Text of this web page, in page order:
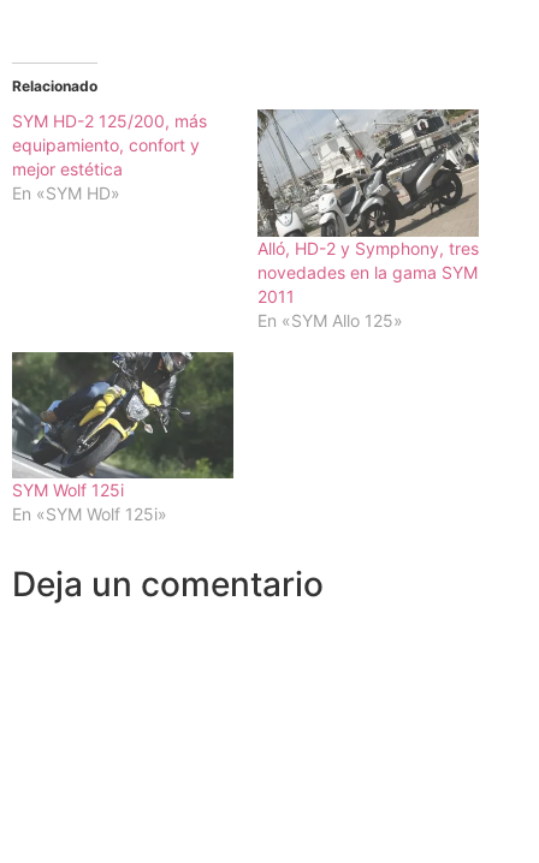
Relacionado
SYM HD-2 125/200, más
equipamiento, confort y
mejor estética
En «SYM HD»
Alló, HD-2 y Symphony, tres
novedades en la gama SYM
2011
En «SYM Allo 125»
SYM Wolf 125i
En «SYM Wolf 125i»
Deja un comentario